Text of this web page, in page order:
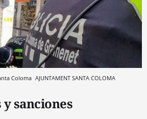
Coloma AJUNTAMENT SANTA COLOMA
sanciones